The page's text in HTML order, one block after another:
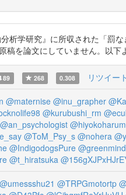
析学研究』に所収された「
稿を論文にしていません。以
89 268 0.308 リツイー
@maternise @inu_grapher
@kurubushi_rm
@an_psychologist
@ToM_Psy_s @nohera
@IndigodogsPure
@t_hiratsuka
@umessshu21 @TRPGmotortp